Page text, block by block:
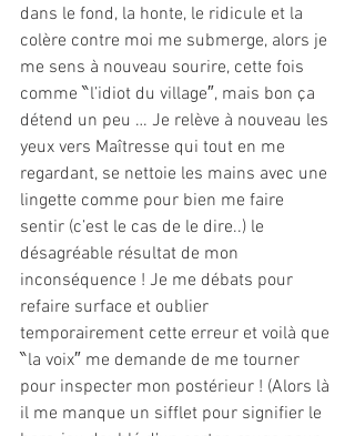
dans le fond, la honte, le ridicule et la
colère contre moi me submerge, alors je
me sens à nouveau sourire, cette fois
comme ‶l’idiot du village″, mais bon ça
détend un peu … Je relève à nouveau les
yeux vers Maîtresse qui tout en me
regardant, se nettoie les mains avec une
lingette comme pour bien me faire
sentir (c’est le cas de le dire..) le
désagréable résultat de mon
inconséquence ! Je me débats pour
refaire surface et oublier
temporairement cette erreur et voilà que
‶la voix″ me demande de me tourner
pour inspecter mon postérieur ! (Alors là
il me manque un sifflet pour signifier le